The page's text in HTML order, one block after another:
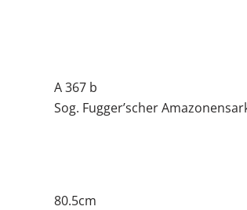
A 367 b
Sog. Fugger’scher
80.5cm